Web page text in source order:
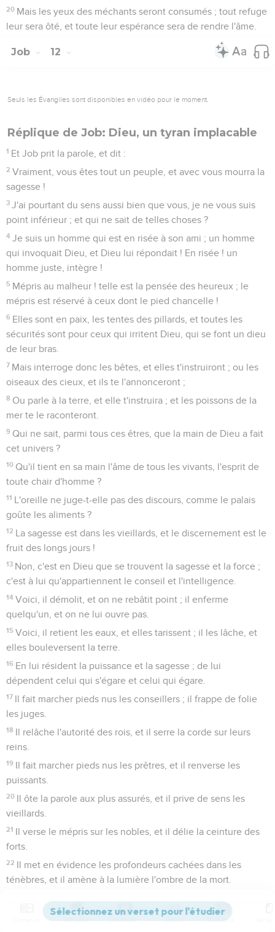
20 Mais les yeux des méchants seront consumés ; tout refuge
leur sera ôté, et toute leur espérance sera de rendre l'âme.
Job 12
Seuls les Évangiles sont disponibles en vidéo pour le moment.
Réplique de Job: Dieu, un tyran implacable
1 Et Job prit la parole, et dit :
2 Vraiment, vous êtes tout un peuple, et avec vous mourra la
sagesse !
3 J'ai pourtant du sens aussi bien que vous, je ne vous suis
point inférieur ; et qui ne sait de telles choses ?
4 Je suis un homme qui est en risée à son ami ; un homme
qui invoquait Dieu, et Dieu lui répondait ! En risée ! un
homme juste, intègre !
5 Mépris au malheur ! telle est la pensée des heureux ; le
mépris est réservé à ceux dont le pied chancelle !
6 Elles sont en paix, les tentes des pillards, et toutes les
sécurités sont pour ceux qui irritent Dieu, qui se font un dieu
de leur bras.
7 Mais interroge donc les bêtes, et elles t'instruiront ; ou les
oiseaux des cieux, et ils te l'annonceront ;
8 Ou parle à la terre, et elle t'instruira ; et les poissons de la
mer te le raconteront.
9 Qui ne sait, parmi tous ces êtres, que la main de Dieu a fait
cet univers ?
10 Qu'il tient en sa main l'âme de tous les vivants, l'esprit de
toute chair d'homme ?
11 L'oreille ne juge-t-elle pas des discours, comme le palais
goûte les aliments ?
12 La sagesse est dans les vieillards, et le discernement est le
fruit des longs jours !
13 Non, c'est en Dieu que se trouvent la sagesse et la force ;
c'est à lui qu'appartiennent le conseil et l'intelligence.
14 Voici, il démolit, et on ne rebâtit point ; il enferme
quelqu'un, et on ne lui ouvre pas.
15 Voici, il retient les eaux, et elles tarissent ; il les lâche, et
elles bouleversent la terre.
16 En lui résident la puissance et la sagesse ; de lui
dépendent celui qui s'égare et celui qui égare.
17 Il fait marcher pieds nus les conseillers ; il frappe de folie
les juges.
18 Il relâche l'autorité des rois, et il serre la corde sur leurs
reins.
19 Il fait marcher pieds nus les prêtres, et il renverse les
puissants.
20 Il ôte la parole aux plus assurés, et il prive de sens les
vieillards.
21 Il verse le mépris sur les nobles, et il délie la ceinture des
forts.
22 Il met en évidence les profondeurs cachées dans les
ténèbres, et il amène à la lumière l'ombre de la mort.
il les conduit en captivité.
Versions Commentaires Strong